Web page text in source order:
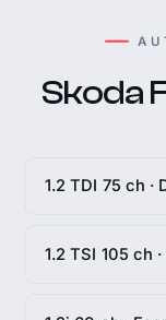
Skoda
1.2 TDI 75 ch ·
1.2 TSI 105 ch